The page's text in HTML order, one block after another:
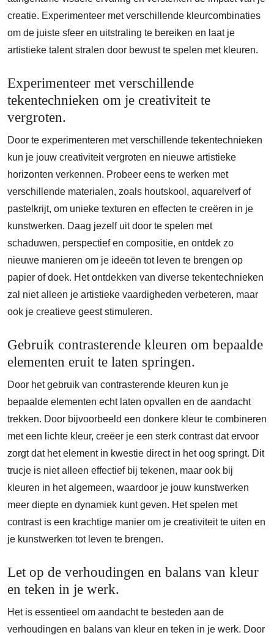
creatie. Experimenteer met verschillende kleurcombinaties
om de juiste sfeer en uitstraling te bereiken en laat je
artistieke talent stralen door bewust te spelen met kleuren.
Experimenteer met verschillende
tekentechnieken om je creativiteit te
vergroten.
Door te experimenteren met verschillende tekentechnieken
kun je jouw creativiteit vergroten en nieuwe artistieke
horizonten verkennen. Probeer eens te werken met
verschillende materialen, zoals houtskool, aquarelverf of
pastelkrijt, om unieke texturen en effecten te creëren in je
kunstwerken. Daag jezelf uit door te spelen met
schaduwen, perspectief en compositie, en ontdek zo
nieuwe manieren om je ideeën tot leven te brengen op
papier of doek. Het ontdekken van diverse tekentechnieken
zal niet alleen je artistieke vaardigheden verbeteren, maar
ook je creatieve geest stimuleren.
Gebruik contrasterende kleuren om bepaalde
elementen eruit te laten springen.
Door het gebruik van contrasterende kleuren kun je
bepaalde elementen echt laten opvallen en de aandacht
trekken. Door bijvoorbeeld een donkere kleur te combineren
met een lichte kleur, creëer je een sterk contrast dat ervoor
zorgt dat het element in kwestie direct in het oog springt. Dit
trucje is niet alleen effectief bij tekenen, maar ook bij
kleuren in het algemeen, waardoor je jouw kunstwerken
meer diepte en dynamiek kunt geven. Het spelen met
contrast is een krachtige manier om je creativiteit te uiten en
je kunstwerken tot leven te brengen.
Let op de verhoudingen en balans van kleur
en teken in je werk.
Het is essentieel om aandacht te besteden aan de
verhoudingen en balans van kleur en teken in je werk. Door